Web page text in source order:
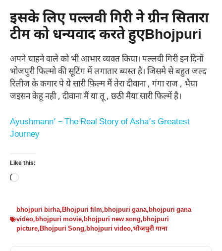
इसके लिए पल्लवी गिरी ने ग्रीन सितारा
टीम को धन्यवाद करते हुएBhojpuri
अपने चाहने वाले को भी आभार व्यक्त किया। पल्लवी गिरी इन दिनों
भोजपुरी फिल्मो की सूटिंग में लगातार ब्यस्त है। जिसमे से बहुत जल्द
रिलीज के कगार पे ये सारी फ़िल्म मैं तेरा दीवाना , गंगा राज , भैया
जइसन केहू नही , दीवाना मैं या तू , छठी मैया सारी फिल्में है।
Ayushmann’ – The Real Story of Asha’s Greatest
Journey
Like this:
Loading…
bhojpuri birha,Bhojpuri film,bhojpuri gana,bhojpuri gana
video,bhojpuri movie,bhojpuri new song,bhojpuri
picture,Bhojpuri Song,bhojpuri video,भोजपुरी गाना